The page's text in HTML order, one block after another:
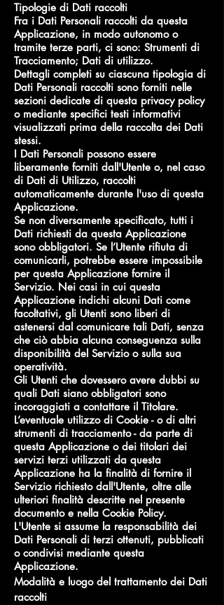
Tipologie di Dati raccolti
Fra i Dati Personali raccolti da questa
Applicazione, in modo autonomo o
tramite terze parti, ci sono: Strumenti di
Tracciamento; Dati di utilizzo.
Dettagli completi su ciascuna tipologia di
Dati Personali raccolti sono forniti nelle
sezioni dedicate di questa privacy policy
o mediante specifici testi informativi
visualizzati prima della raccolta dei Dati
stessi.
I Dati Personali possono essere
liberamente forniti dall'Utente o, nel caso
di Dati di Utilizzo, raccolti
automaticamente durante l'uso di questa
Applicazione.
Se non diversamente specificato, tutti i
Dati richiesti da questa Applicazione
sono obbligatori. Se l’Utente rifiuta di
comunicarli, potrebbe essere impossibile
per questa Applicazione fornire il
Servizio. Nei casi in cui questa
Applicazione indichi alcuni Dati come
facoltativi, gli Utenti sono liberi di
astenersi dal comunicare tali Dati, senza
che ciò abbia alcuna conseguenza sulla
disponibilità del Servizio o sulla sua
operatività.
Gli Utenti che dovessero avere dubbi su
quali Dati siano obbligatori sono
incoraggiati a contattare il Titolare.
L’eventuale utilizzo di Cookie - o di altri
strumenti di tracciamento - da parte di
questa Applicazione o dei titolari dei
servizi terzi utilizzati da questa
Applicazione ha la finalità di fornire il
Servizio richiesto dall'Utente, oltre alle
ulteriori finalità descritte nel presente
documento e nella Cookie Policy.
L'Utente si assume la responsabilità dei
Dati Personali di terzi ottenuti, pubblicati
o condivisi mediante questa
Applicazione.
Modalità e luogo del trattamento dei Dati
raccolti